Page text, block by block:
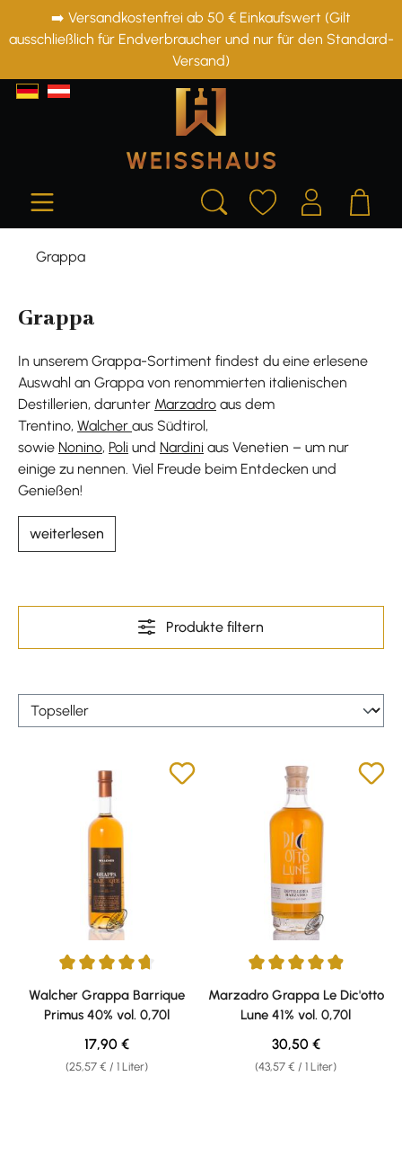
springen
➡️ Versandkostenfrei ab 50 € Einkaufswert (Gilt
ausschließlich für Endverbraucher und nur für den Standard-
Versand)
Grappa
Grappa
In unserem Grappa-Sortiment findest du eine erlesene
Auswahl an Grappa von renommierten italienischen
Destillerien, darunter Marzadro aus dem
Trentino, Walcher aus Südtirol,
sowie Nonino, Poli und Nardini aus Venetien – um nur
einige zu nennen. Viel Freude beim Entdecken und
Genießen!
weiterlesen
Produkte filtern
Durchschnittliche Bewertung von 4.81 von 5 Sternen
Walcher Grappa Barrique
Primus 40% vol. 0,70l
(25,57 € / 1 Liter)
Regulärer Preis:
17,90 €
Durchschnittliche Bewertung
Marzadro Grappa Le Dic'otto
Lune 41% vol. 0,70l
(43,57 € / 1 Liter)
Regulärer Preis:
30,50 €